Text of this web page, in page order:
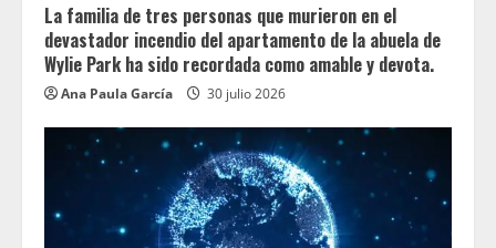
La familia de tres personas que murieron en el
devastador incendio del apartamento de la abuela de
Wylie Park ha sido recordada como amable y devota.
Ana Paula García 30 julio 2026